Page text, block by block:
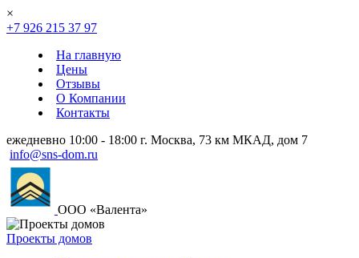
×
+7 926 215 37 97
На главную
Цены
Отзывы
О Компании
Контакты
ежедневно 10:00 - 18:00 г. Москва, 73 км МКАД, дом 7
info@sns-dom.ru
ООО «Валента»
Проекты домов